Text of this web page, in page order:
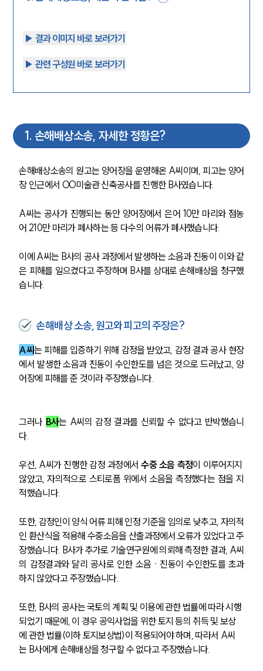
▶︎ 결과 이미지 바로 보러가기
▶︎ 관련 구성원 바로 보러가기
1. 손해배상소송, 자세한 정황은?
손해배상소송의 원고는 양어장을 운영해온 A씨이며, 피고는 양어
장 인근에서 OO미술관 신축공사를 진행한 B사였습니다.
A씨는 공사가 진행되는 동안 양어장에서 은어 10만 마리와 점농
어 210만 마리가 폐사하는 등 다수의 어류가 폐사했습니다.
이에 A씨는 B사의 공사 과정에서 발생하는 소음과 진동이 이와 같
은 피해를 일으켰다고 주장하며 B사를 상대로 손해배상을 청구했
습니다.
손해배상 소송, 원고와 피고의 주장은?
A씨는 피해를 입증하기 위해 감정을 받았고, 감정 결과 공사 현장
에서 발생한 소음과 진동이 수인한도를 넘은 것으로 드러났고, 양
어장에 피해를 준 것이라 주장했습니다.
그러나 B사는 A씨의 감정 결과를 신뢰할 수 없다고 반박했습니
다.
우선, A씨가 진행한 감정 과정에서 수중 소음 측정이 이루어지지
않았고, 자의적으로 스티로폼 위에서 소음을 측정했다는 점을 지
적했습니다.
또한, 감정인이 양식 어류 피해 인정 기준을 임의로 낮추고, 자의적
인 환산식을 적용해 수중소음을 산출과정에서 오류가 있었다고 주
장했습니다. B사가 추가로 기술연구원에 의뢰해 측정한 결과, A씨
의 감정결과와 달리 공사로 인한 소음ㆍ진동이 수인한도를 초과
하지 않았다고 주장했습니다.
또한, B사의 공사는 국토의 계획 및 이용에 관한 법률에 따라 시행
되었기 때문에, 이 경우 공익사업을 위한 토지 등의 취득 및 보상
에 관한 법률(이하 토지보상법)이 적용되어야 하며, 따라서 A씨
는 B사에게 손해배상을 청구할 수 없다고 주장했습니다.